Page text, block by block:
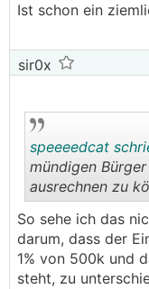
Ist schon ein
sir0x
speeeedcat
mündigen
ausrechnen zu
So sehe ich das
darum, dass der
1% von 500k und
steht, zu